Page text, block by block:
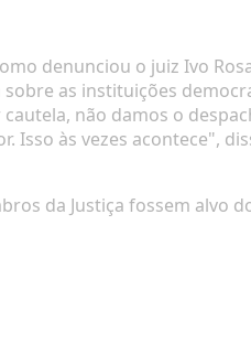
denunciou o juiz Ivo
as instituições
não damos o
às vezes acontece",
da Justiça fossem alvo